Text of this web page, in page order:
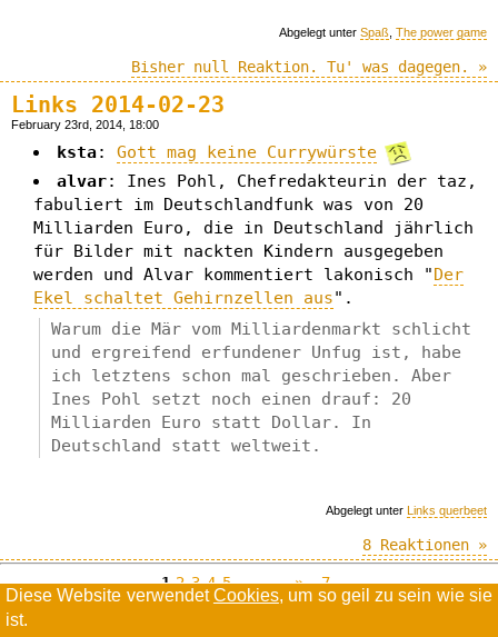
Diese Website verwendetCookies, um so geil zu sein wie sie
ist.
Abgelegt unter Spaß The power game
Bisher null Reaktion. Tu' was dagegen. »
Links 2014-02-23
February 23rd, 2014, 18:00
ksta: Gott mag keine Currywürste
alvar: Ines Pohl, Chefredakteurin der taz,
fabuliert im Deutschlandfunk was von 20
Milliarden Euro, die in Deutschland jährlich
für Bilder mit nackten Kindern ausgegeben
werden und Alvar kommentiert lakonisch "Der
Ekel schaltet Gehirnzellen aus".
Warum die Mär vom Milliardenmarkt schlicht
und ergreifend erfundener Unfug ist, habe
ich letztens schon mal geschrieben. Aber
Ines Pohl setzt noch einen drauf: 20
Milliarden Euro statt Dollar. In
Deutschland statt weltweit.
Abgelegt unter Links querbeet
8 Reaktionen »
1 2 3 4 5 … --» 7